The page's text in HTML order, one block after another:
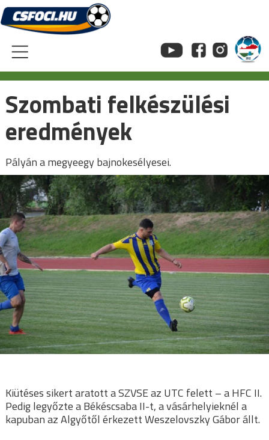
Skip
to
content
Szombati felkészülési
eredmények
Pályán a megyeegy bajnokesélyesei.
Kiütéses sikert aratott a SZVSE az UTC felett – a HFC II.
Pedig legyőzte a Békéscsaba II-t, a vásárhelyieknél a
kapuban az Algyőtől érkezett Weszelovszky Gábor állt.